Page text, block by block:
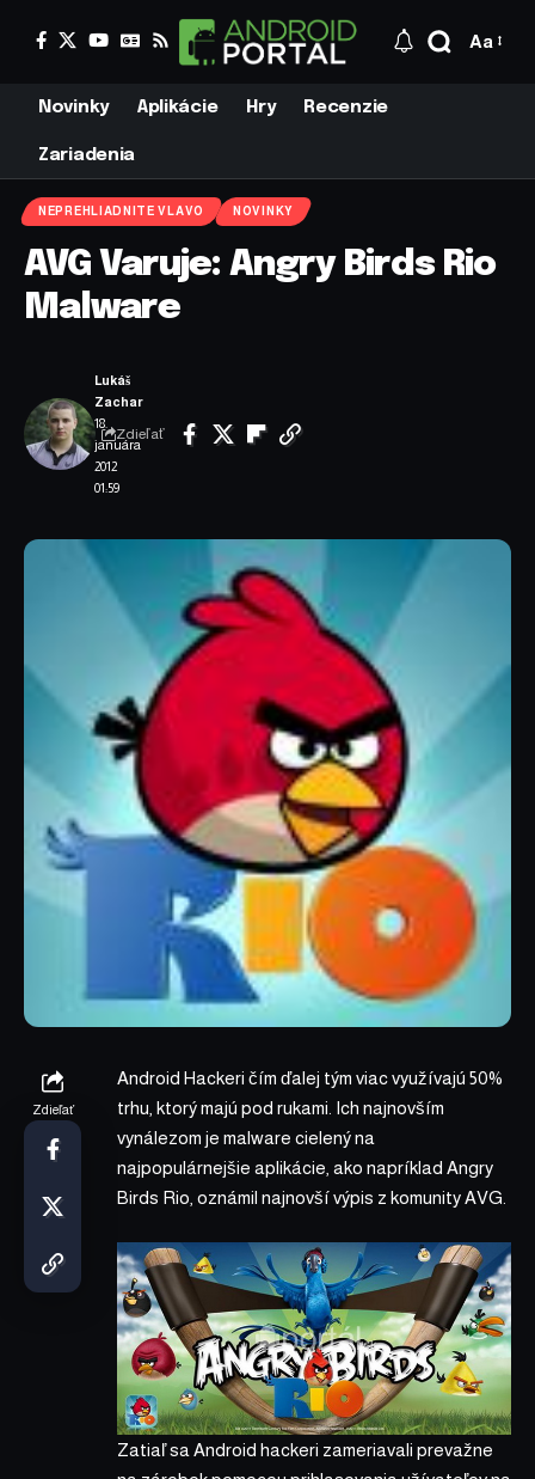
Aa
Novinky Aplikácie Hry Recenzie
Zariadenia
NEPREHLIADNITE VLAVO NOVINKY
AVG Varuje: Angry Birds Rio
Malware
18.
januára
2012
01:59
Lukáš
Zachar
Zdieľať
Zdieľať
Android Hackeri čím ďalej tým viac využívajú 50%
trhu, ktorý majú pod rukami. Ich najnovším
vynálezom je malware cielený na
najpopulárnejšie aplikácie, ako napríklad Angry
Birds Rio, oznámil najnovší výpis z komunity AVG.
Zatiaľ sa Android hackeri zameriavali prevažne